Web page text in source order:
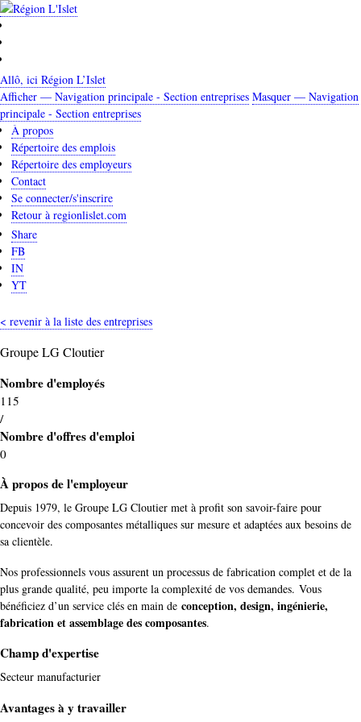
Aller
au
contenu
principal
Allô, ici Région L’Islet
Navigation
principale
-
Section
entreprises
Afficher — Navigation principale - Section entreprises Masquer — Navigation
principale - Section entreprises
À propos
Répertoire des emplois
Répertoire des employeurs
Contact
Se connecter/s'inscrire
Retour à regionlislet.com
Share
FB
IN
YT
< revenir à la liste des entreprises
Groupe LG Cloutier
Nombre d'employés
115
/
Nombre d'offres d'emploi
0
À propos de l'employeur
Depuis 1979, le Groupe LG Cloutier met à profit son savoir-faire pour
concevoir des composantes métalliques sur mesure et adaptées aux besoins de
sa clientèle.
Nos professionnels vous assurent un processus de fabrication complet et de la
plus grande qualité, peu importe la complexité de vos demandes. Vous
bénéficiez d’un service clés en main de conception, design, ingénierie,
fabrication et assemblage des composantes.
Champ d'expertise
Secteur manufacturier
Avantages à y travailler